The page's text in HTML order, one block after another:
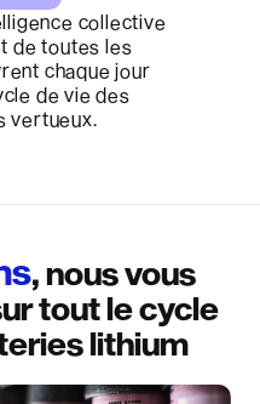
collective
de toutes les
chaque jour
de vie des
vertueux.
, nous vous
tout le cycle
lithium